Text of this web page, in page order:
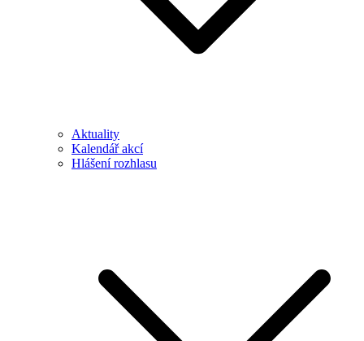
Aktuality
Kalendář akcí
Hlášení rozhlasu